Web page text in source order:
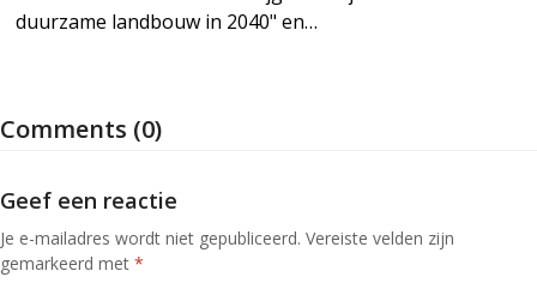
duurzame landbouw in 2040" en…
Comments (0)
Geef een reactie
Je e-mailadres wordt niet gepubliceerd. Vereiste velden zijn
gemarkeerd met *